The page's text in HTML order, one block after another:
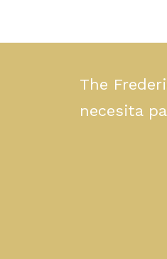
The
necesita